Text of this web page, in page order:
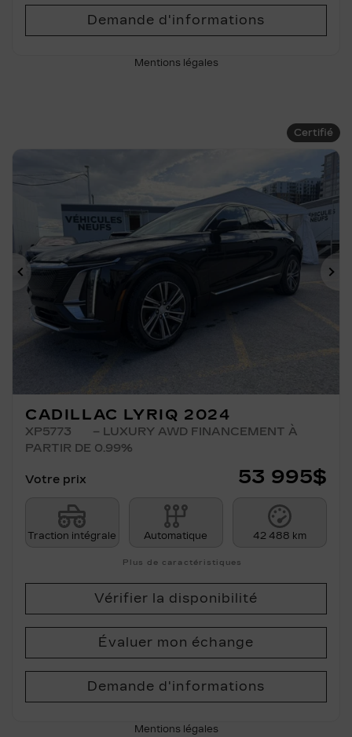
Demande d'informations
Mentions légales
Certifié
Précédent
CADILLAC LYRIQ 2024
XP5773
– LUXURY AWD FINANCEMENT À
PARTIR DE 0.99%
Votre prix 53 995$
Traction intégrale Automatique 42 488 km
Plus de caractéristiques
Vérifier la disponibilité
Évaluer mon échange
Demande d'informations
Mentions légales